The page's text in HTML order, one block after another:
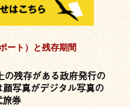
ート）と残存期間
の残存がある政府発行の
写真がデジタル写真の
券